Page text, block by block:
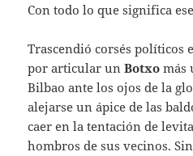
Con todo lo que significa
Trascendió corsés políticos
por articular unBotxo más
Bilbao ante los ojos de la
alejarse un ápice de las
caer en la tentación de
hombros de sus vecinos.